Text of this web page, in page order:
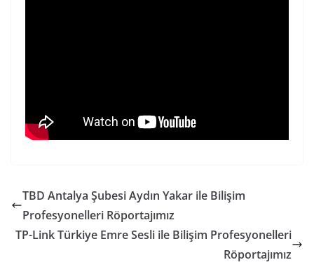
TBD Antalya Şubesi Aydın Yakar ile Bilişim
Profesyonelleri Röportajımız
TP-Link Türkiye Emre Sesli ile Bilişim Profesyonelleri
Röportajımız